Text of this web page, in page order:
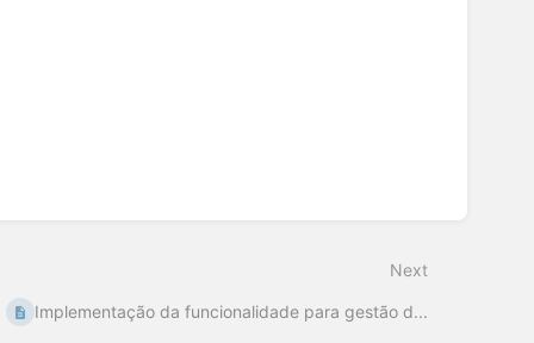
Next
Implementação da funcionalidade para gestão d...